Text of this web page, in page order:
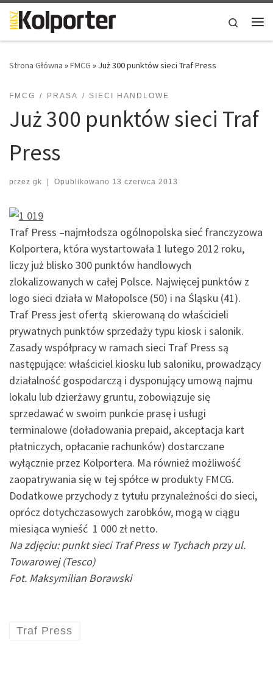
Skip to content
Search
Strona Główna »FMCG » Już 300 punktów sieci Traf Press
FMCG PRASA SIECI HANDLOWE
Już 300 punktów sieci Traf
Press
przez gk | Opublikowano 13 czerwca 2013
Traf Press –najmłodsza ogólnopolska sieć franczyzowa
Kolportera, która wystartowała 1 lutego 2012 roku,
liczy już blisko 300 punktów handlowych
zlokalizowanych w całej Polsce. Najwięcej punktów z
logo sieci działa w Małopolsce (50) i na Śląsku (41).
Traf Press jest ofertą skierowaną do właścicieli
prywatnych punktów sprzedaży typu kiosk i salonik.
Zasady współpracy w ramach sieci Traf Press są
następujące: właściciel kiosku lub saloniku, prowadzący
działalność gospodarczą i dysponujący umową najmu
lokalu lub dzierżawy gruntu, zobowiązuje się
sprzedawać w swoim punkcie prasę i usługi
terminalowe (doładowania prepaid, akceptacja kart
płatniczych, opłacanie rachunków) dostarczane
wyłącznie przez Kolportera. Ma również możliwość
zaopatrywania się w tej spółce w produkty FMCG.
Dodatkowe przychody z tytułu przynależności do sieci,
oprócz dotychczasowych zarobków, mogą w ciągu
miesiąca wynieść 1 000 zł netto.
Na zdjęciu: punkt sieci Traf Press w Tychach przy ul.
Towarowej (Tesco)
Fot. Maksymilian Borawski
Traf Press